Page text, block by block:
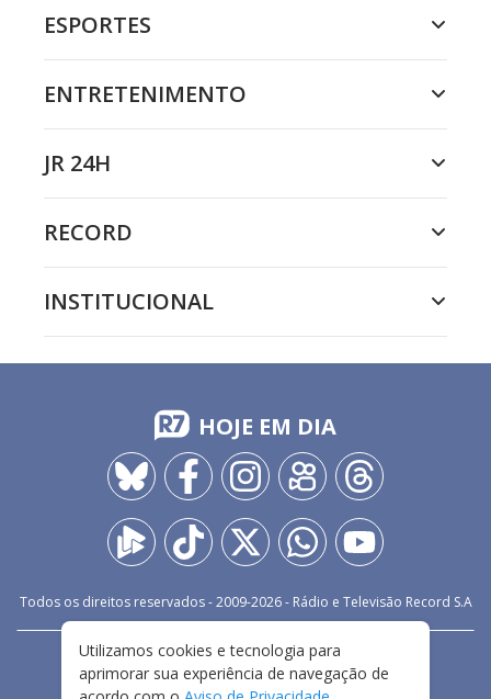
ESPORTES
ENTRETENIMENTO
JR 24H
RECORD
INSTITUCIONAL
HOJE EM DIA
Todos os direitos reservados - 2009-2026- Rádio e Televisão Record S.A
FALE CONOSCO
PRIVACIDADE
TERMOS E CONDIÇÕES DE USO
Utilizamos cookies e tecnologia para
aprimorar sua experiência de navegação de